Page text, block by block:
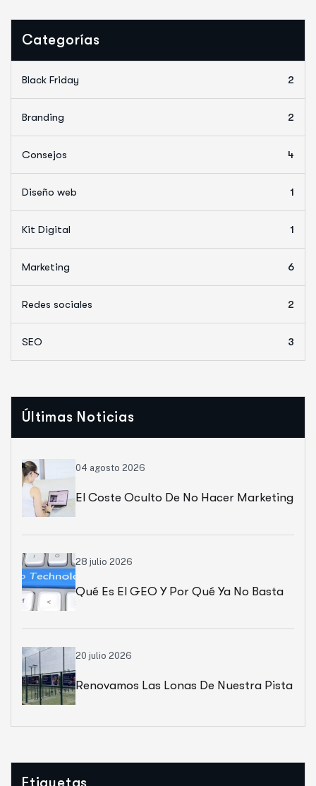
Categorías
Black Friday 2
Branding 2
Consejos 4
Diseño web 1
Kit Digital 1
Marketing 6
Redes sociales 2
SEO 3
Últimas Noticias
04 agosto 2026
El Coste Oculto De No Hacer Marketing
28 julio 2026
Qué Es El GEO Y Por Qué Ya No Basta
20 julio 2026
Renovamos Las Lonas De Nuestra Pista